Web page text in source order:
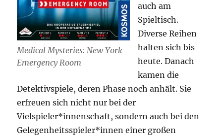
Medical Mysteries: New York
Emergency Room
auch am
Spieltisch.
Diverse Reihen
halten sich bis
heute. Danach
kamen die
Detektivspiele, deren Phase noch anhält. Sie
erfreuen sich nicht nur bei der
Vielspieler*innenschaft, sondern auch bei den
Gelegenheitsspieler*innen einer großen